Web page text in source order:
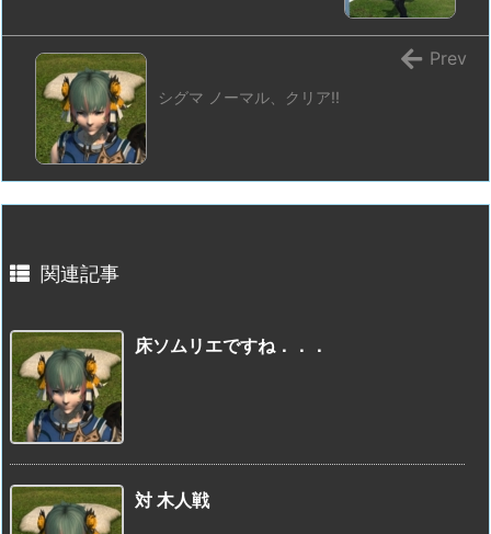
シグマ ノーマル、クリア!!
Prev
関連記事
床ソムリエですね．．．
対 木人戦